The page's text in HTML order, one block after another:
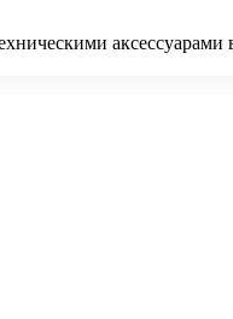
аксессуарами